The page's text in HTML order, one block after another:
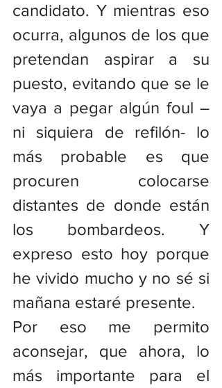
candidato. Y mientras eso
ocurra, algunos de los que
pretendan aspirar a su
puesto, evitando que se le
vaya a pegar algún foul –
ni siquiera de refilón- lo
más probable es que
procuren colocarse
distantes de donde están
los bombardeos. Y
expreso esto hoy porque
he vivido mucho y no sé si
mañana estaré presente.
Por eso me permito
aconsejar, que ahora, lo
más importante para el